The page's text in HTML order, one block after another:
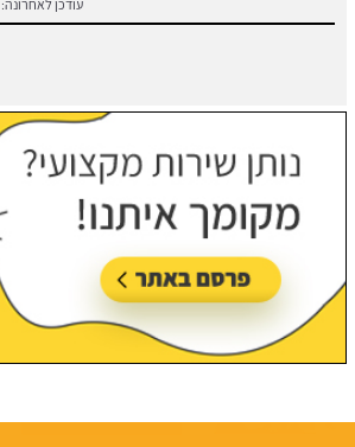
עודכן לאחרונה: